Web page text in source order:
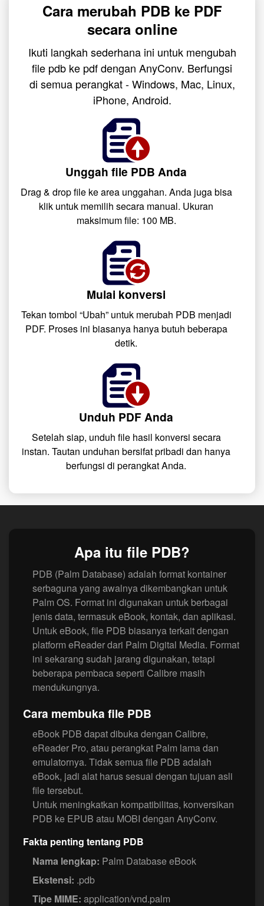
Cara merubah PDB ke PDF
secara online
Ikuti langkah sederhana ini untuk mengubah
file pdb ke pdf dengan AnyConv. Berfungsi
di semua perangkat - Windows, Mac, Linux,
iPhone, Android.
Unggah file PDB Anda
Drag & drop file ke area unggahan. Anda juga bisa
klik untuk memilih secara manual. Ukuran
maksimum file: 100 MB.
Mulai konversi
Tekan tombol “Ubah” untuk merubah PDB menjadi
PDF. Proses ini biasanya hanya butuh beberapa
detik.
Unduh PDF Anda
Setelah siap, unduh file hasil konversi secara
instan. Tautan unduhan bersifat pribadi dan hanya
berfungsi di perangkat Anda.
Apa itu file PDB?
PDB (Palm Database) adalah format kontainer
serbaguna yang awalnya dikembangkan untuk
Palm OS. Format ini digunakan untuk berbagai
jenis data, termasuk eBook, kontak, dan aplikasi.
Untuk eBook, file PDB biasanya terkait dengan
platform eReader dari Palm Digital Media. Format
ini sekarang sudah jarang digunakan, tetapi
beberapa pembaca seperti Calibre masih
mendukungnya.
Cara membuka file PDB
eBook PDB dapat dibuka dengan Calibre,
eReader Pro, atau perangkat Palm lama dan
emulatornya. Tidak semua file PDB adalah
eBook, jadi alat harus sesuai dengan tujuan asli
file tersebut.
Untuk meningkatkan kompatibilitas, konversikan
PDB ke EPUB atau MOBI dengan AnyConv.
Fakta penting tentang PDB
Nama lengkap: Palm Database eBook
Ekstensi: .pdb
Tipe MIME: application/vnd.palm